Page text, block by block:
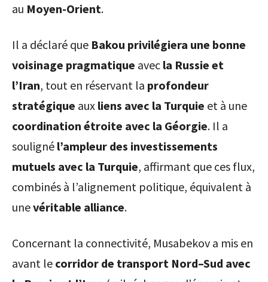
au Moyen-Orient.
Il a déclaré que Bakou privilégiera une bonne
voisinage pragmatique avec la Russie et
l’Iran, tout en réservant la profondeur
stratégique aux liens avec la Turquie et à une
coordination étroite avec la Géorgie. Il a
souligné l’ampleur des investissements
mutuels avec la Turquie, affirmant que ces flux,
combinés à l’alignement politique, équivalent à
unevéritable alliance.
Concernant la connectivité, Musabekov a mis en
avant le corridor de transport Nord–Sud avec